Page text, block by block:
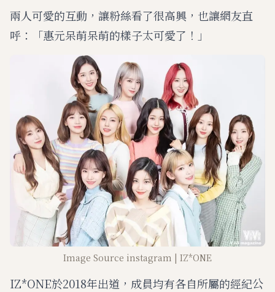
兩人可愛的互動，讓粉絲看了很高興，也讓網友直
呼：「惠元呆萌呆萌的樣子太可愛了！」
Image Source instagram | IZ*ONE
IZ*ONE於2018年出道，成員均有各自所屬的經紀公